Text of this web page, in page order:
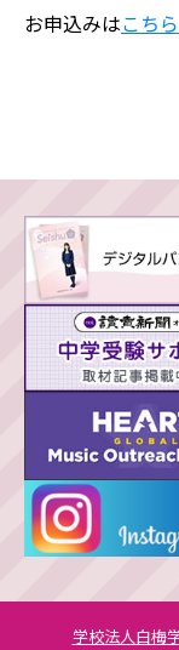
お申込みはこちら
学校法人白梅